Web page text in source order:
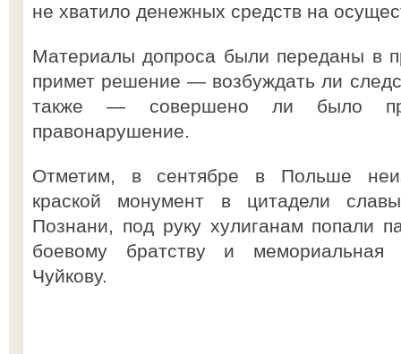
не хватило денежных средств на
Материалы допроса были переданы в
примет решение — возбуждать ли
также — совершено ли было
правонарушение.
Отметим, в сентябре в Польше
краской монумент в цитадели
Познани, под руку хулиганам попали
боевому братству и
Чуйкову.